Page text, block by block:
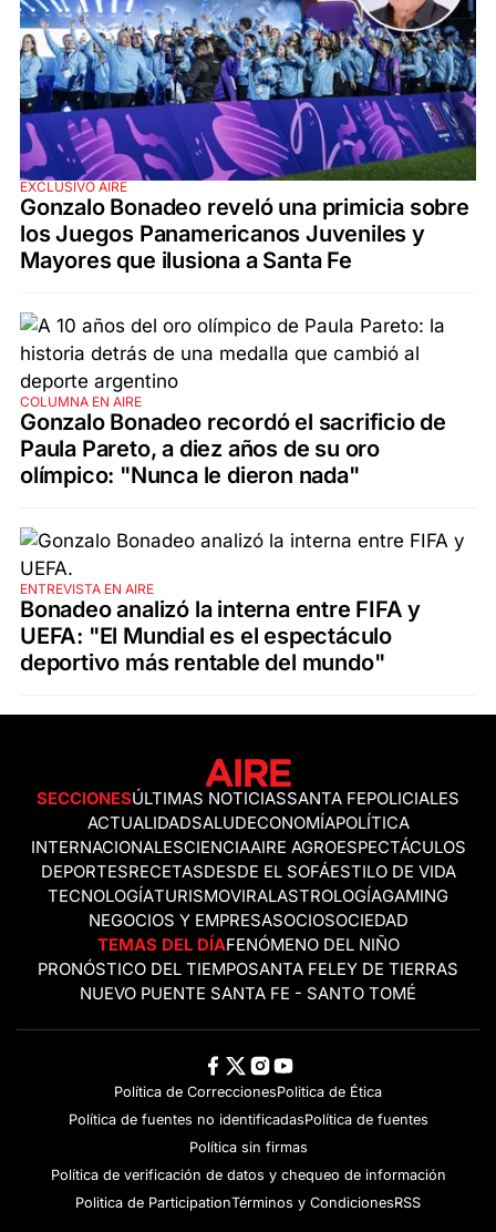
EXCLUSIVO AIRE
Gonzalo Bonadeo reveló una primicia sobre
los Juegos Panamericanos Juveniles y
Mayores que ilusiona a Santa Fe
COLUMNA EN AIRE
Gonzalo Bonadeo recordó el sacrificio de
Paula Pareto, a diez años de su oro
olímpico: "Nunca le dieron nada"
ENTREVISTA EN AIRE
Bonadeo analizó la interna entre FIFA y
UEFA: "El Mundial es el espectáculo
deportivo más rentable del mundo"
SECCIONESÚLTIMAS NOTICIASSANTA FEPOLICIALES
ACTUALIDADSALUDECONOMÍAPOLÍTICA
INTERNACIONALESCIENCIAAIRE AGROESPECTÁCULOS
DEPORTESRECETASDESDE EL SOFÁESTILO DE VIDA
TECNOLOGÍATURISMOVIRALASTROLOGÍAGAMING
NEGOCIOS Y EMPRESASOCIOSOCIEDAD
TEMAS DEL DÍAFENÓMENO DEL NIÑO
PRONÓSTICO DEL TIEMPOSANTA FELEY DE TIERRAS
NUEVO PUENTE SANTA FE - SANTO TOMÉ
Política de CorreccionesPolitica de Ética
Política de fuentes no identificadasPolítica de fuentes
Política sin firmas
Política de verificación de datos y chequeo de información
Politica de ParticipationTérminos y CondicionesRSS